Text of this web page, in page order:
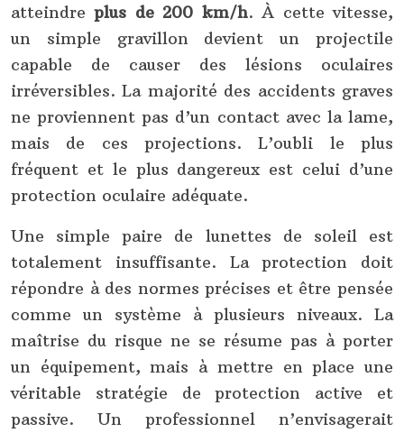
atteindreplus de 200 km/h. À cette vitesse,
un simple gravillon devient un projectile
capable de causer des lésions oculaires
irréversibles. La majorité des accidents graves
ne proviennent pas d’un contact avec la lame,
mais de ces projections. L’oubli le plus
fréquent et le plus dangereux est celui d’une
protection oculaire adéquate.
Une simple paire de lunettes de soleil est
totalement insuffisante. La protection doit
répondre à des normes précises et être pensée
comme un système à plusieurs niveaux. La
maîtrise du risque ne se résume pas à porter
un équipement, mais à mettre en place une
véritable stratégie de protection active et
passive. Un professionnel n’envisagerait